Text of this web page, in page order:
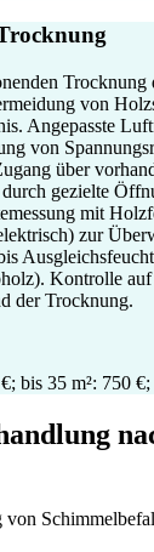
Trocknung
von
Angepasste
von
über
gezielte
mit
zur
Kontrolle
der Trocknung.
bis 35 m²: 750
von